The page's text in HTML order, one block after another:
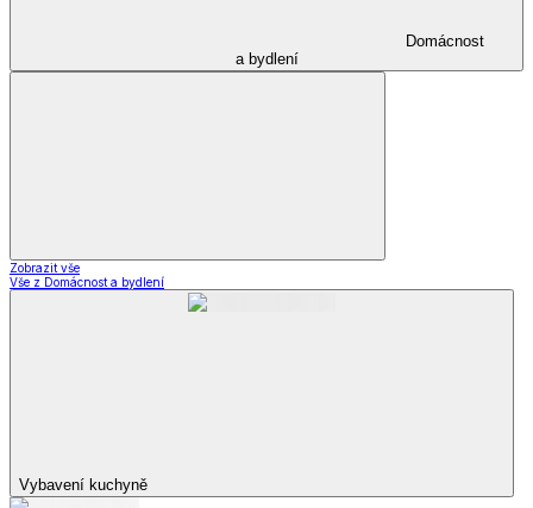
Domácnost
a bydlení
Zobrazit vše
Vše z Domácnost a bydlení
Vybavení kuchyně